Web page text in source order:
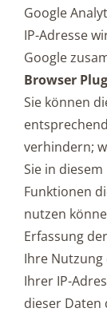
Google
IP-Adresse
Google
Browser
Sie können
verhindern;
Sie in
Funktionen
nutzen
Erfassung
Ihre Nutzung
Ihrer IP-
dieser Daten